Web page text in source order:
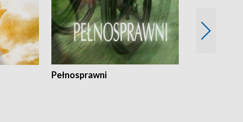
Pełnosprawni